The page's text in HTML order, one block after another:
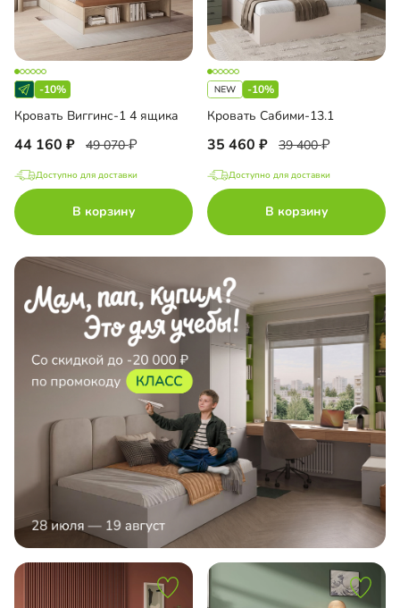
-10%
Кровать Виггинс-1 4 ящика
44 160 49 070
Доступно для доставки
В корзину
-10%
Кровать Сабими-13.1
35 460 39 400
Доступно для доставки
В корзину